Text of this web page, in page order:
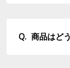
商品はど